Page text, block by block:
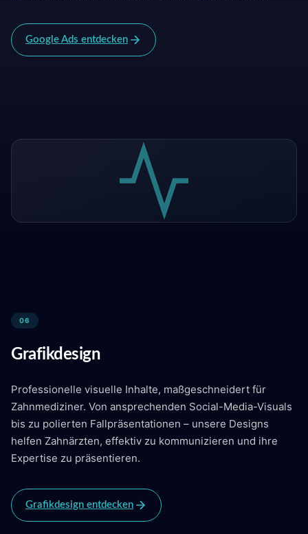
Google Ads entdecken
06
Grafikdesign
Professionelle visuelle Inhalte, maßgeschneidert für
Zahnmediziner. Von ansprechenden Social-Media-Visuals
bis zu polierten Fallpräsentationen – unsere Designs
helfen Zahnärzten, effektiv zu kommunizieren und ihre
Expertise zu präsentieren.
Grafikdesign entdecken